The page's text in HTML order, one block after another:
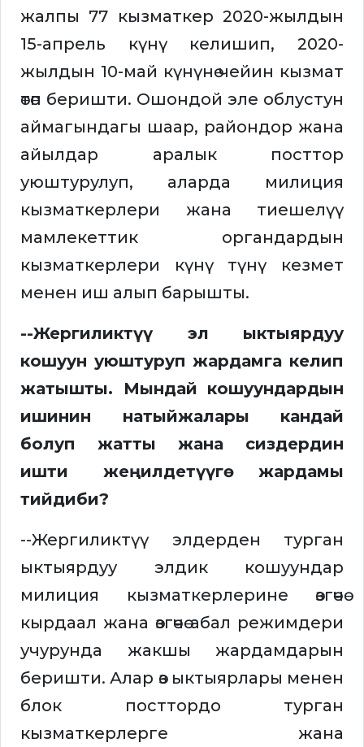
жалпы 77 кызматкер 2020-жылдын
15-апрель күнү келишип, 2020-
жылдын 10-май күнүнө чейин кызмат
өтөп беришти. Ошондой эле облустун
аймагындагы шаар, райондор жана
айылдар аралык посттор
уюштурулуп, аларда милиция
кызматкерлери жана тиешелүү
мамлекеттик органдардын
кызматкерлери күнү түнү кезмет
менен иш алып барышты.
--Жергиликтүү эл ыктыярдуу
кошуун уюштуруп жардамга келип
жатышты. Мындай кошуундардын
ишинин натыйжалары кандай
болуп жатты жана сиздердин
ишти жеңилдетүүгө жардамы
тийдиби?
--Жергиликтүү элдерден турган
ыктыярдуу элдик кошуундар
милиция кызматкерлерине өзгөчө
кырдаал жана өзгөчө абал режимдери
учурунда жакшы жардамдарын
беришти. Алар өз ыктыярлары менен
блок посттордо турган
кызматкерлерге жана